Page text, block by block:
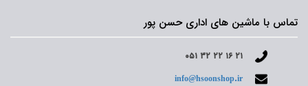
تماس با ماشین های اداری حسن پور
۰۵۱ ۳۲ ۲۲ ۱۶ ۲۱
info@hsoonshop.ir